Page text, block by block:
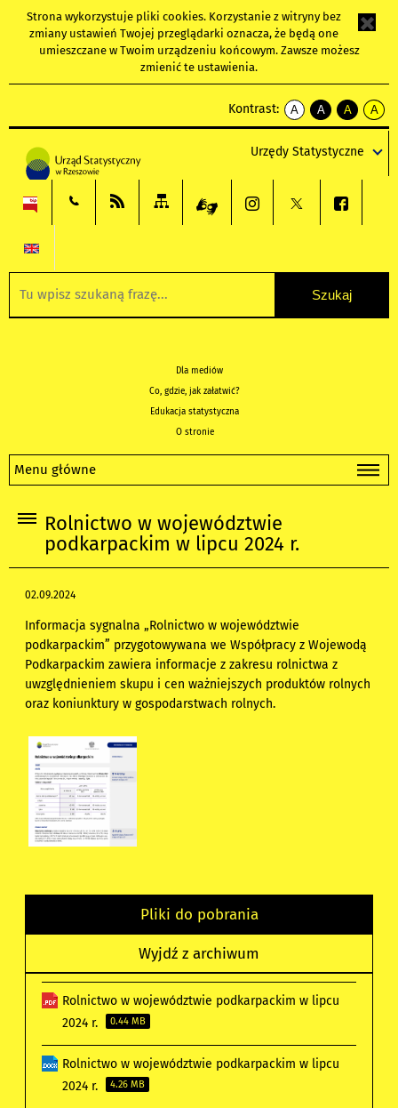
Strona wykorzystuje pliki cookies. Korzystanie z witryny bez
zmiany ustawień Twojej przeglądarki oznacza, że będą one
umieszczane w Twoim urządzeniu końcowym. Zawsze możesz
zmienić te ustawienia.
Kontrast:
A
kontrast
A
kontrast
tekst
czarnym
A
kontrast
tekst
czarnym
A
tekst
żółtym
Urzędy Statystyczne
Dla mediów
Co, gdzie, jak załatwić?
Edukacja statystyczna
O stronie
Menu główne
Rolnictwo w województwie
podkarpackim w lipcu 2024 r.
02.09.2024
Informacja sygnalna „Rolnictwo w województwie
podkarpackim” przygotowywana we Współpracy z Wojewodą
Podkarpackim zawiera informacje z zakresu rolnictwa z
uwzględnieniem skupu i cen ważniejszych produktów rolnych
oraz koniunktury w gospodarstwach rolnych.
Pliki do pobrania
Wyjdź z archiwum
Rolnictwo w województwie podkarpackim w lipcu
2024 r.
0.44 MB
Rolnictwo w województwie podkarpackim w lipcu
2024 r.
4.26 MB